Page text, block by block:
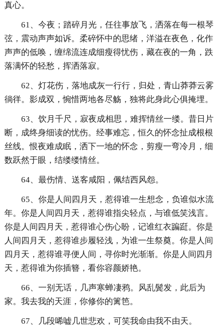
真心。
61、今夜；踏碎月光，任往事放飞，洒落在每一根琴
弦，震动声声如诉。柔碎怀中的思绪，洋溢在夜色，化作
声声的低唤，缠绵流连成细瘦得忧伤，藏在夜的一角，跌
落满怀的轻愁，挥洒落寂。
62、灯花伤，落地成灰一行行，归处，青山莽莽云雾
徜徉。影成双，惋惜两地各尽觞，独将此身此心俱掩埋。
63、饮月千尺，寂夜成相思，难挥情丝一缕。昔日片
断，成终身细读的忧伤。经事难忘，恒久的怀念扯成根根
丝线。恨夜难成眠，洒下一地的怀念，剪瘦一弯冷月，细
数跃然于眼，结缕缕情丝。
64、最伤情、送客咸阳，佩结西风怨。
65、你是人间四月天，惹得谁一生想念，负谁似水流
年。你是人间四月天，惹得谁指尖轻点，与谁低笑浅言。
你是人间四月天，惹得谁心伤心盼，记谁红衣蹁跹。你是
人间四月天，惹得谁步履轻浅，为谁一生祭奠。你是人间
四月天，惹得谁寻便人间，寻你时光渐渐。你是人间四月
天，惹得谁为你插簪，看你容颜娇艳。
66、一别无话，几声寒蝉凄鸦。风乱鬓发，此后为
家。我去我的天涯，你修你的篱笆。
67、几段唏嘘几世悲欢，可笑我命由我不由天。